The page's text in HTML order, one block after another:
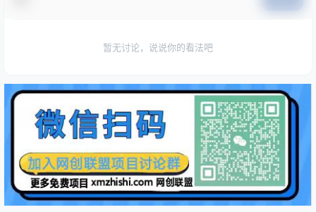
暂无讨论，说说你的看法吧